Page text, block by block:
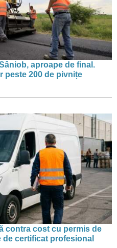
aproape de final.
peste 200 de pivnițe
contra cost cu permis de
certificat profesional